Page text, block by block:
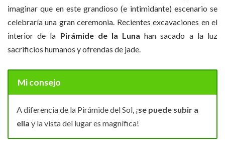
imaginar que en este grandioso (e intimidante) escenario se
celebraría una gran ceremonia. Recientes excavaciones en el
interior de la Pirámide de la Luna han sacado a la luz
sacrificios humanos y ofrendas de jade.
Mi consejo
A diferencia de la Pirámide del Sol, ¡se puede subir a
ella y la vista del lugar es magnífica!